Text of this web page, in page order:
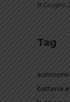
8 Giugno
Tag
batteria